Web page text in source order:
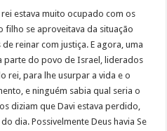
estava muito ocupado com os
filho se aproveitava da situação
reinar com justiça. E agora, uma
parte do povo de Israel, liderados
rei, para lhe usurpar a vida e o
e ninguém sabia qual seria o
diziam que Davi estava perdido,
dia. Possivelmente Deus havia Se